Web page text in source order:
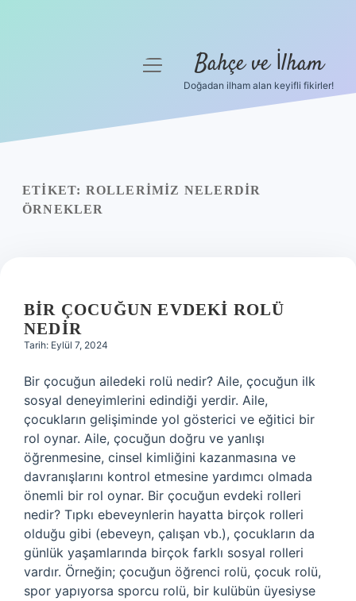
Yasal Uyarı
menüyü
Bahçe ve İlham
Doğadan ilham alan keyifli fikirler!
ETIKET: ROLLERIMIZ NELERDIR
ÖRNEKLER
BIR ÇOCUĞUN EVDEKI ROLÜ
NEDIR
Tarih: Eylül 7, 2024
Bir çocuğun ailedeki rolü nedir? Aile, çocuğun ilk
sosyal deneyimlerini edindiği yerdir. Aile,
çocukların gelişiminde yol gösterici ve eğitici bir
rol oynar. Aile, çocuğun doğru ve yanlışı
öğrenmesine, cinsel kimliğini kazanmasına ve
davranışlarını kontrol etmesine yardımcı olmada
önemli bir rol oynar. Bir çocuğun evdeki rolleri
nedir? Tıpkı ebeveynlerin hayatta birçok rolleri
olduğu gibi (ebeveyn, çalışan vb.), çocukların da
günlük yaşamlarında birçok farklı sosyal rolleri
vardır. Örneğin; çocuğun öğrenci rolü, çocuk rolü,
spor yapıyorsa sporcu rolü, bir kulübün üyesiyse